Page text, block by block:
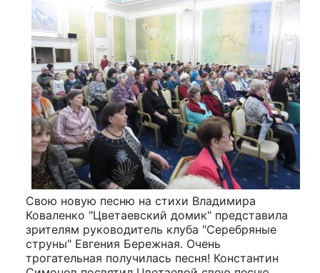
Свою новую песню на стихи Владимира
Коваленко "Цветаевский домик" представила
зрителям руководитель клуба "Серебряные
струны" Евгения Бережная. Очень
трогательная получилась песня! Константин